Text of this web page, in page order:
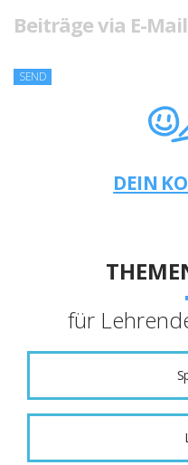
Beiträge via E-
DEIN
für